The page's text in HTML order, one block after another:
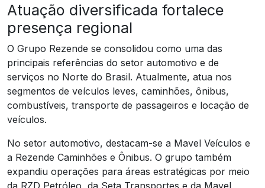
Atuação diversificada fortalece
presença regional
O Grupo Rezende se consolidou como uma das
principais referências do setor automotivo e de
serviços no Norte do Brasil. Atualmente, atua nos
segmentos de veículos leves, caminhões, ônibus,
combustíveis, transporte de passageiros e locação de
veículos.
No setor automotivo, destacam-se a Mavel Veículos e
a Rezende Caminhões e Ônibus. O grupo também
expandiu operações para áreas estratégicas por meio
da RZD Petróleo, da Seta Transportes e da Mavel